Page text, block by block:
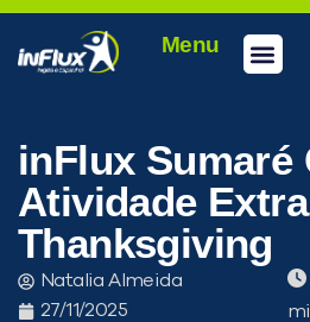
Menu
inFlux Sumaré
Atividade
Thanksgiving
Natalia Almeida
27/11/2025